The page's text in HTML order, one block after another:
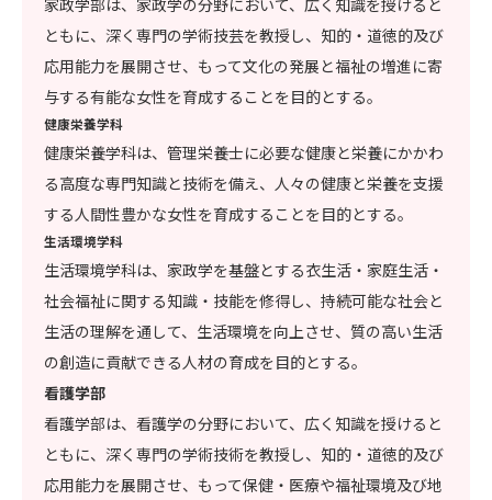
家政学部は、家政学の分野において、広く知識を授けると
ともに、深く専門の学術技芸を教授し、知的・道徳的及び
応用能力を展開させ、もって文化の発展と福祉の増進に寄
与する有能な女性を育成することを目的とする。
健康栄養学科
健康栄養学科は、管理栄養士に必要な健康と栄養にかかわ
る高度な専門知識と技術を備え、人々の健康と栄養を支援
する人間性豊かな女性を育成することを目的とする。
生活環境学科
生活環境学科は、家政学を基盤とする衣生活・家庭生活・
社会福祉に関する知識・技能を修得し、持続可能な社会と
生活の理解を通して、生活環境を向上させ、質の高い生活
の創造に貢献できる人材の育成を目的とする。
看護学部
看護学部は、看護学の分野において、広く知識を授けると
ともに、深く専門の学術技術を教授し、知的・道徳的及び
応用能力を展開させ、もって保健・医療や福祉環境及び地